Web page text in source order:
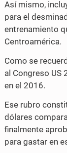
Así mismo,
para el
entrenamiento
Centroamérica.
Como se
al Congreso US
en el 2016.
Ese rubro
dólares
finalmente
para gastar en